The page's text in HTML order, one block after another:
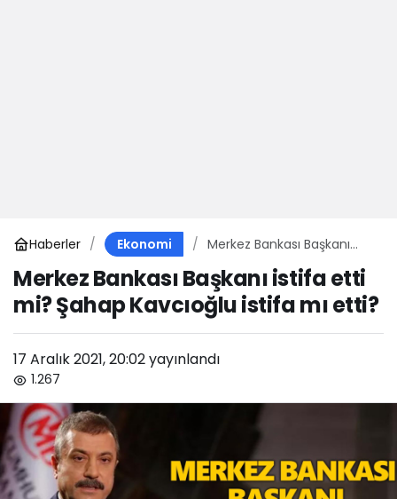
Haberler Ekonomi
Merkez Bankası Başkanı
Kavcıoğlu istifa mı etti?
Merkez Bankası Başkanı istifa etti
mi? Şahap Kavcıoğlu istifa mı etti?
17 Aralık 2021, 20:02yayınlandı
1.267